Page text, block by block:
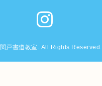
関戸書道教室. All Rights Reserved.